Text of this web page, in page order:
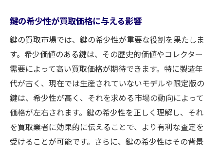
鍵の希少性が買取価格に与える影響
鍵の買取市場では、鍵の希少性が重要な役割を果たしま
す。希少価値のある鍵は、その歴史的価値やコレクター
需要によって高い買取価格が期待できます。特に製造年
代が古く、現在では生産されていないモデルや限定版の
鍵は、希少性が高く、それを求める市場の動向によって
価格が左右されます。鍵の希少性を正しく理解し、それ
を買取業者に効果的に伝えることで、より有利な査定を
受けることが可能です。さらに、鍵の希少性はその背景